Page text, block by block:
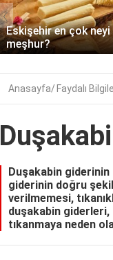
Eskişehir en çok neyi
meşhur?
‹
Anasayfa Faydalı
Duşakabin
giderinin doğru
verilmemesi,
duşakabin giderleri,
tıkanmaya neden